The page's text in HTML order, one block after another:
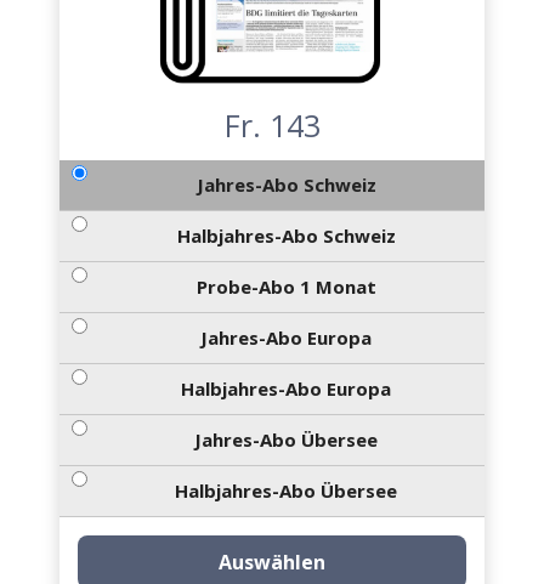
Fr. 143
Jahres-Abo Schweiz
Halbjahres-Abo Schweiz
Probe-Abo 1 Monat
Jahres-Abo Europa
Halbjahres-Abo Europa
Jahres-Abo Übersee
Halbjahres-Abo Übersee
Auswählen